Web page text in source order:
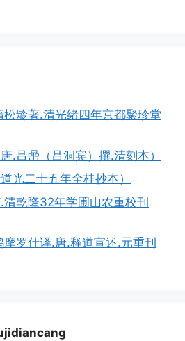
龄著.清光绪四年京都聚珍堂
.吕喦（吕洞宾）撰.清刻本）
光二十五年全桂抄本）
乾隆32年学圃山农重校刊
罗什译.唐.释道宣述.元重刊